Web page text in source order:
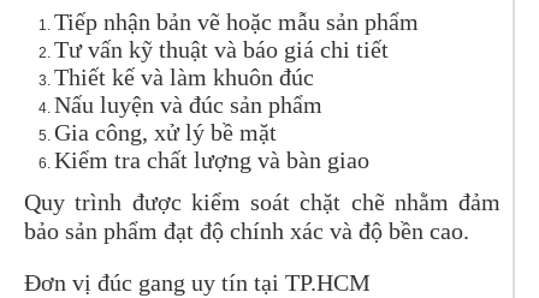
Tiếp nhận bản vẽ hoặc mẫu sản phẩm
Tư vấn kỹ thuật và báo giá chi tiết
Thiết kế và làm khuôn đúc
Nấu luyện và đúc sản phẩm
Gia công, xử lý bề mặt
Kiểm tra chất lượng và bàn giao
Quy trình được kiểm soát chặt chẽ nhằm đảm
bảo sản phẩm đạt độ chính xác và độ bền cao.
Đơn vị đúc gang uy tín tại TP.HCM